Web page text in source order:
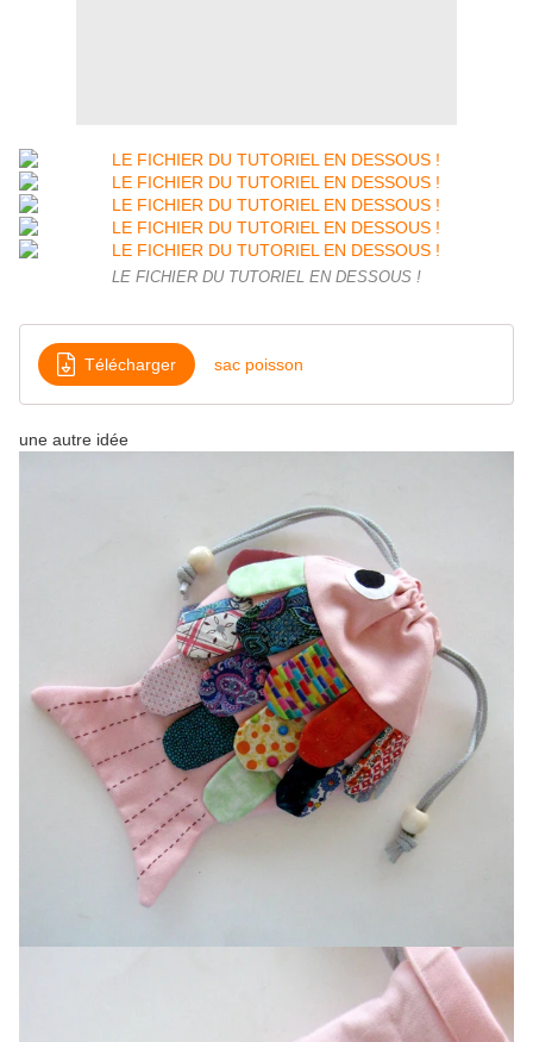
LE FICHIER DU TUTORIEL EN DESSOUS !
Télécharger sac poisson
une autre idée